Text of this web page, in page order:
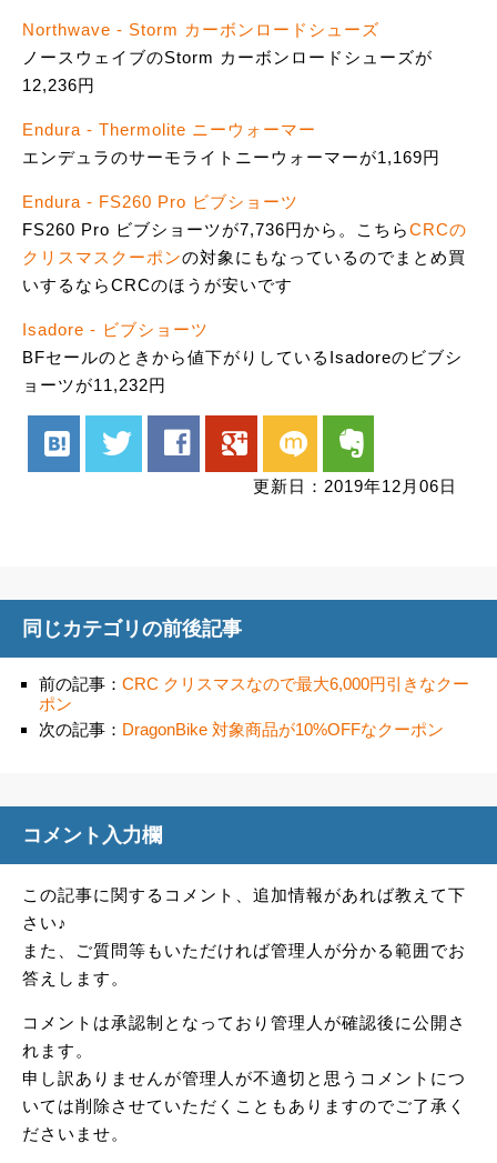
Northwave - Storm カーボンロードシューズ
ノースウェイブのStorm カーボンロードシューズが
12,236円
Endura - Thermolite ニーウォーマー
エンデュラのサーモライトニーウォーマーが1,169円
Endura - FS260 Pro ビブショーツ
FS260 Pro ビブショーツが7,736円から。こちらCRCの
クリスマスクーポンの対象にもなっているのでまとめ買
いするならCRCのほうが安いです
Isadore - ビブショーツ
BFセールのときから値下がりしているIsadoreのビブシ
ョーツが11,232円
hatenabookmark twitter facebook google mixi evernote
更新日：2019年12月06日
同じカテゴリの前後記事
前の記事： CRC クリスマスなので最大6,000円引きなクー
ポン
次の記事： DragonBike 対象商品が10%OFFなクーポン
コメント入力欄
この記事に関するコメント、追加情報があれば教えて下
さい♪
また、ご質問等もいただければ管理人が分かる範囲でお
答えします。
コメントは承認制となっており管理人が確認後に公開さ
れます。
申し訳ありませんが管理人が不適切と思うコメントにつ
いては削除させていただくこともありますのでご了承く
ださいませ。